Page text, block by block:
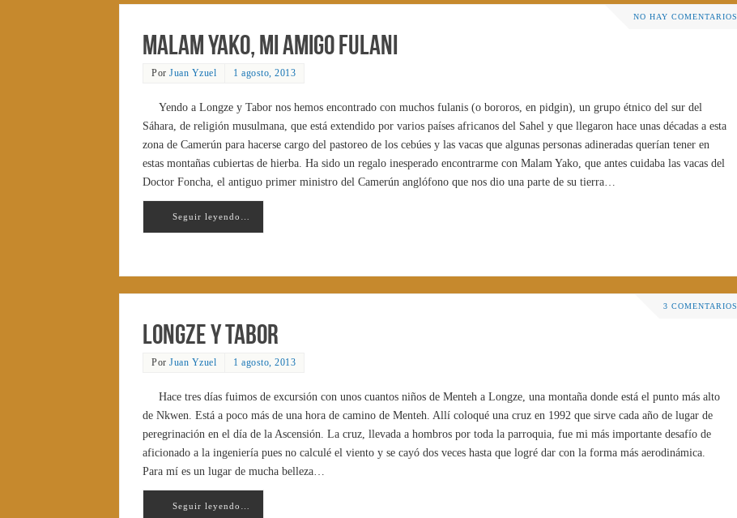
NO HAY COMENTARIOS
Malam Yako, mi amigo fulani
Por Juan Yzuel 1 agosto, 2013
Yendo a Longze y Tabor nos hemos encontrado con muchos fulanis (o bororos, en pidgin), un grupo étnico del sur del
Sáhara, de religión musulmana, que está extendido por varios países africanos del Sahel y que llegaron hace unas décadas a esta
zona de Camerún para hacerse cargo del pastoreo de los cebúes y las vacas que algunas personas adineradas querían tener en
estas montañas cubiertas de hierba. Ha sido un regalo inesperado encontrarme con Malam Yako, que antes cuidaba las vacas del
Doctor Foncha, el antiguo primer ministro del Camerún anglófono que nos dio una parte de su tierra…
Seguir leyendo…
3 COMENTARIOS
Longze y Tabor
Por Juan Yzuel 1 agosto, 2013
Hace tres días fuimos de excursión con unos cuantos niños de Menteh a Longze, una montaña donde está el punto más alto
de Nkwen. Está a poco más de una hora de camino de Menteh. Allí coloqué una cruz en 1992 que sirve cada año de lugar de
peregrinación en el día de la Ascensión. La cruz, llevada a hombros por toda la parroquia, fue mi más importante desafío de
aficionado a la ingeniería pues no calculé el viento y se cayó dos veces hasta que logré dar con la forma más aerodinámica.
Para mí es un lugar de mucha belleza…
Seguir leyendo…